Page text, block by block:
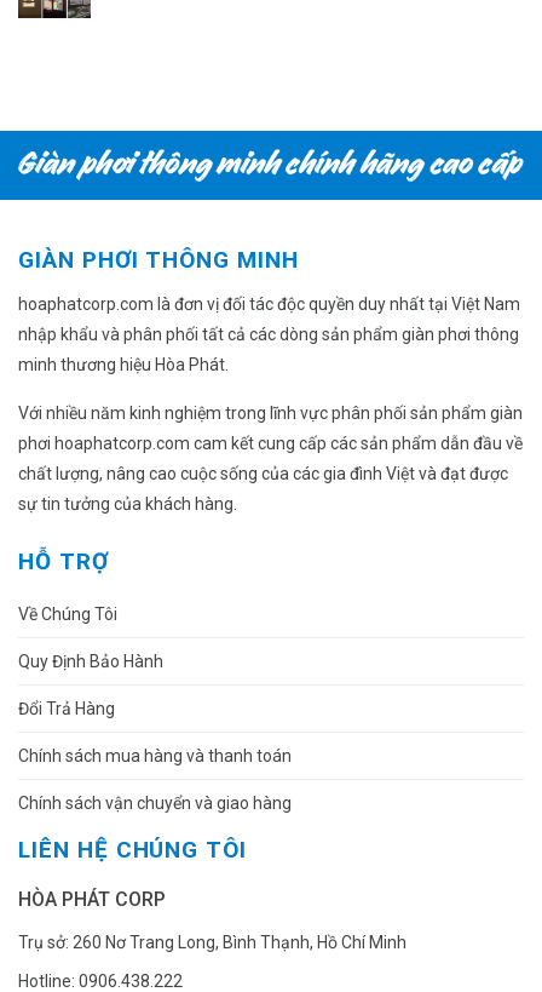
GIÀN PHƠI THÔNG MINH
hoaphatcorp.com là đơn vị đối tác độc quyền duy nhất tại Việt Nam
nhập khẩu và phân phối tất cả các dòng sản phẩm giàn phơi thông
minh thương hiệu Hòa Phát.
Với nhiều năm kinh nghiệm trong lĩnh vực phân phối sản phẩm giàn
phơi hoaphatcorp.com cam kết cung cấp các sản phẩm dẫn đầu về
chất lượng, nâng cao cuộc sống của các gia đình Việt và đạt được
sự tin tưởng của khách hàng.
HỖ TRỢ
Về Chúng Tôi
Quy Định Bảo Hành
Đổi Trả Hàng
Chính sách mua hàng và thanh toán
Chính sách vận chuyển và giao hàng
LIÊN HỆ CHÚNG TÔI
HÒA PHÁT CORP
Trụ sở: 260 Nơ Trang Long, Bình Thạnh, Hồ Chí Minh
Hotline: 0906.438.222